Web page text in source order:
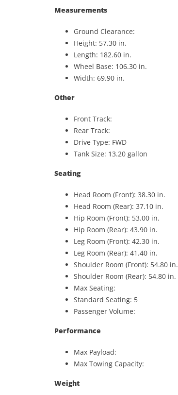
Measurements
Ground Clearance:
Height: 57.30 in.
Length: 182.60 in.
Wheel Base: 106.30 in.
Width: 69.90 in.
Other
Front Track:
Rear Track:
Drive Type: FWD
Tank Size: 13.20 gallon
Seating
Head Room (Front): 38.30 in.
Head Room (Rear): 37.10 in.
Hip Room (Front): 53.00 in.
Hip Room (Rear): 43.90 in.
Leg Room (Front): 42.30 in.
Leg Room (Rear): 41.40 in.
Shoulder Room (Front): 54.80 in.
Shoulder Room (Rear): 54.80 in.
Max Seating:
Standard Seating: 5
Passenger Volume:
Performance
Max Payload:
Max Towing Capacity:
Weight